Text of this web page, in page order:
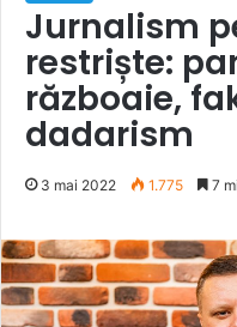
Jurnalism
restriște:
războaie,
dadarism
3 mai 2022 1.775 7